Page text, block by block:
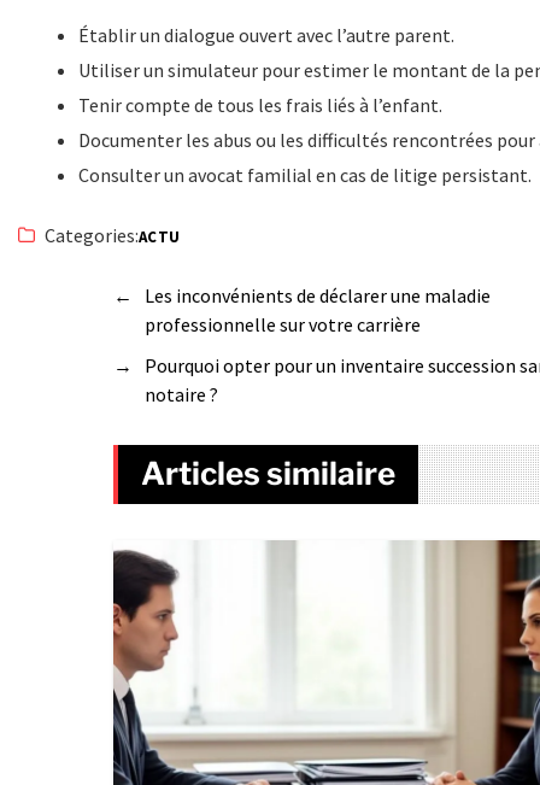
Établir un dialogue ouvert avec l’autre parent.
Utiliser un simulateur pour estimer le montant de la
Tenir compte de tous les frais liés à l’enfant.
Documenter les abus ou les difficultés rencontrées
Consulter un avocat familial en cas de litige persistant.
Categories:ACTU
←
Les inconvénients de déclarer une maladie
professionnelle sur votre carrière
→
Pourquoi opter pour un inventaire succession
notaire ?
Articles similaire